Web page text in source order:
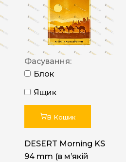
Фасування:
Блок
Ящик
В Кошик
DESERT Morning KS
94 mm (в мʼякій